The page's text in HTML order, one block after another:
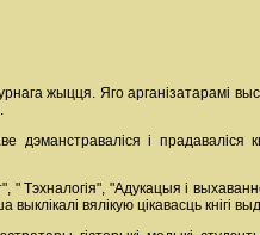
жыцця. Яго арганізатарамі
і прадаваліся
Тэхналогія", "Адукацыя і
вялікую цікавасць кнігі